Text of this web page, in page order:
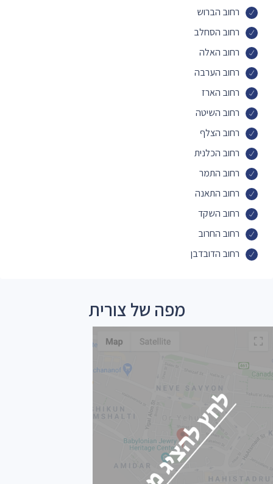
רחוב הברוש
רחוב הסחלב
רחוב האלה
רחוב הערבה
רחוב הארז
רחוב השיטה
רחוב הצלף
רחוב הכלנית
רחוב התמר
רחוב התאנה
רחוב השקד
רחוב החרוב
רחוב הדובדבן
מפה של צורית